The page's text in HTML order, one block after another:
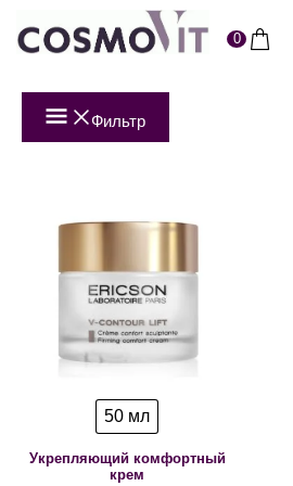
0
Фильтр
50 мл
Укрепляющий комфортный
крем